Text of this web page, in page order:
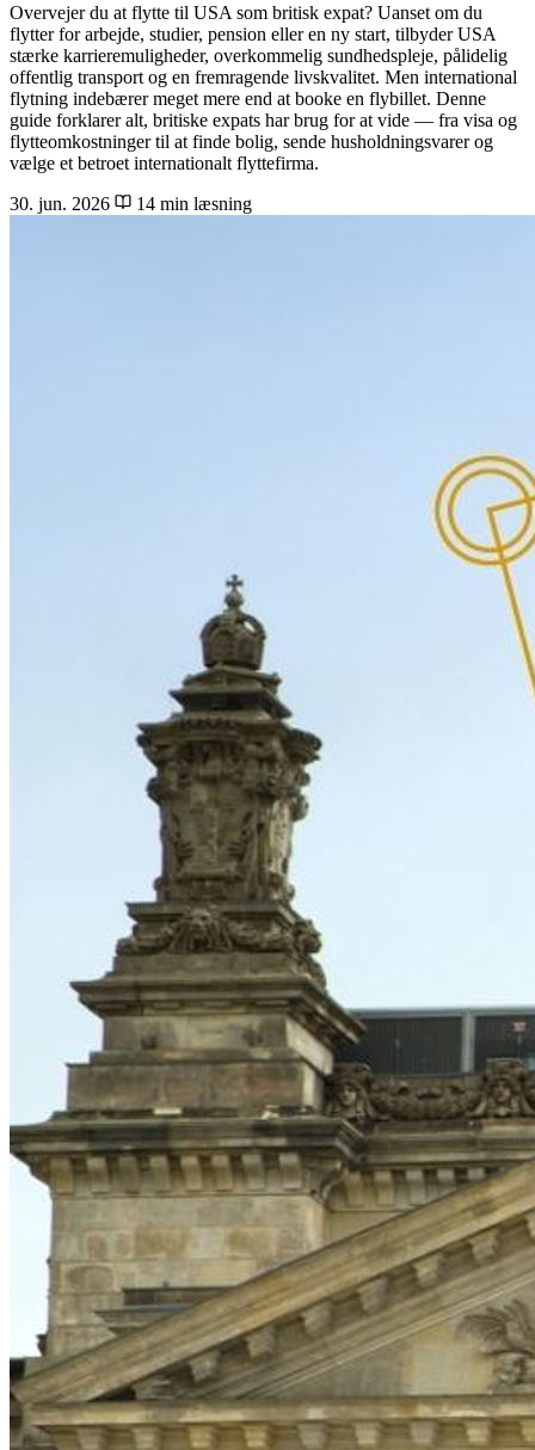
Overvejer du at flytte til USA som britisk expat? Uanset om du
flytter for arbejde, studier, pension eller en ny start, tilbyder USA
stærke karrieremuligheder, overkommelig sundhedspleje, pålidelig
offentlig transport og en fremragende livskvalitet. Men international
flytning indebærer meget mere end at booke en flybillet. Denne
guide forklarer alt, britiske expats har brug for at vide — fra visa og
flytteomkostninger til at finde bolig, sende husholdningsvarer og
vælge et betroet internationalt flyttefirma.
30. jun. 2026
14 min læsning